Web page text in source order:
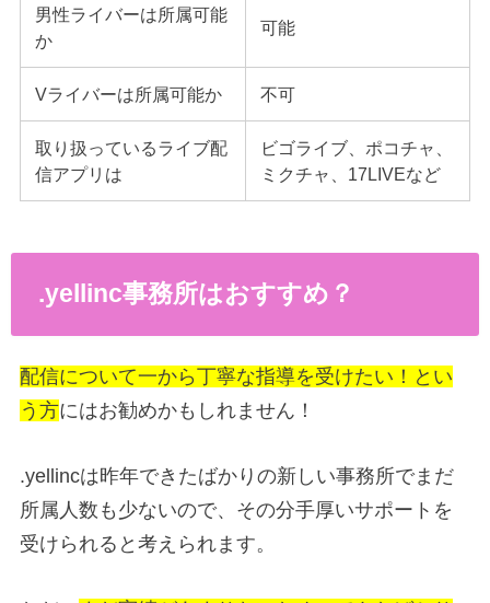
男性ライバーは所属可能
か
可能
Vライバーは所属可能か 不可
取り扱っているライブ配
信アプリは
ビゴライブ、ポコチャ、
ミクチャ、17LIVEなど
.yellinc事務所はおすすめ？
配信について一から丁寧な指導を受けたい！とい
う方にはお勧めかもしれません！
.yellincは昨年できたばかりの新しい事務所でまだ
所属人数も少ないので、その分手厚いサポートを
受けられると考えられます。